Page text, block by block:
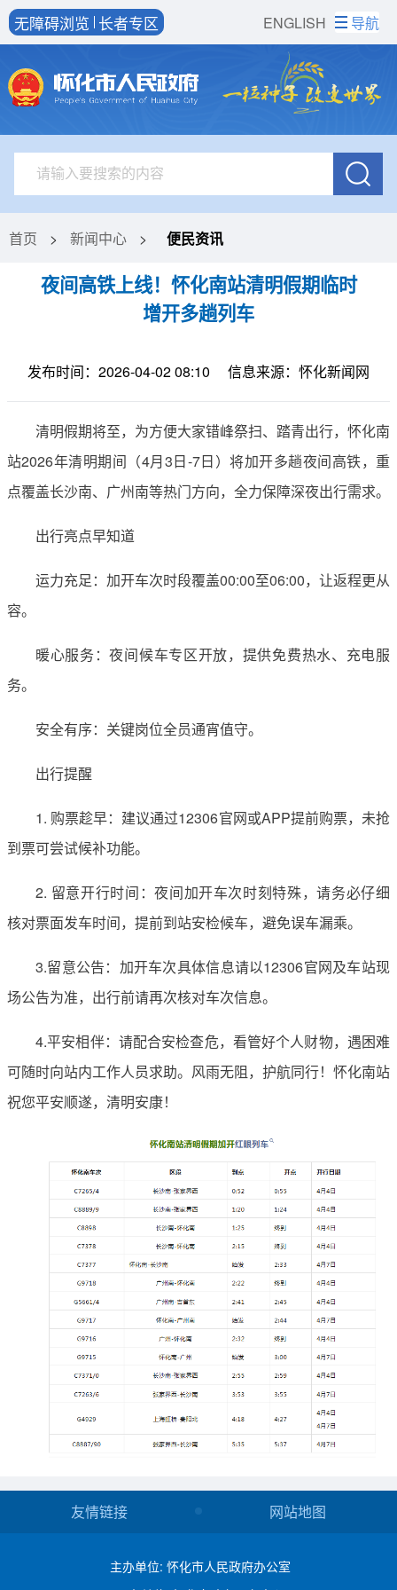
ENGLISH
无障碍浏览 长者专区 导航
首页 > 新闻中心 > 便民资讯
夜间高铁上线！怀化南站清明假期临时
增开多趟列车
发布时间：2026-04-02 08:10 信息来源：怀化新闻网
清明假期将至，为方便大家错峰祭扫、踏青出行，怀化南
站2026年清明期间（4月3日-7日）将加开多趟夜间高铁，重
点覆盖长沙南、广州南等热门方向，全力保障深夜出行需求。
出行亮点早知道
运力充足：加开车次时段覆盖00:00至06:00，让返程更从
容。
暖心服务：夜间候车专区开放，提供免费热水、充电服
务。
安全有序：关键岗位全员通宵值守。
出行提醒
1. 购票趁早：建议通过12306官网或APP提前购票，未抢
到票可尝试候补功能。
2. 留意开行时间：夜间加开车次时刻特殊，请务必仔细
核对票面发车时间，提前到站安检候车，避免误车漏乘。
3.留意公告：加开车次具体信息请以12306官网及车站现
场公告为准，出行前请再次核对车次信息。
4.平安相伴：请配合安检查危，看管好个人财物，遇困难
可随时向站内工作人员求助。风雨无阻，护航同行！怀化南站
祝您平安顺遂，清明安康！
友情链接 网站地图
主办单位: 怀化市人民政府办公室